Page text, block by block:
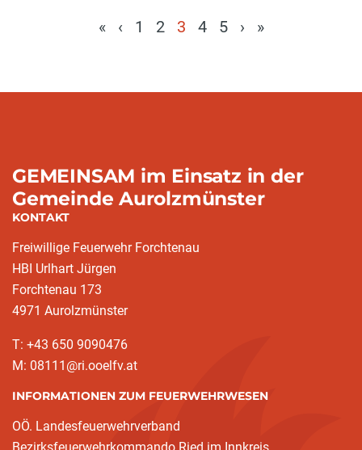
« ‹ 1 2 3 4 5 › »
GEMEINSAM im Einsatz in der
Gemeinde Aurolzmünster
KONTAKT
Freiwillige Feuerwehr Forchtenau
HBI Urlhart Jürgen
Forchtenau 173
4971 Aurolzmünster
T: +43 650 9090476
M: 08111@ri.ooelfv.at
INFORMATIONEN ZUM FEUERWEHRWESEN
OÖ. Landesfeuerwehrverband